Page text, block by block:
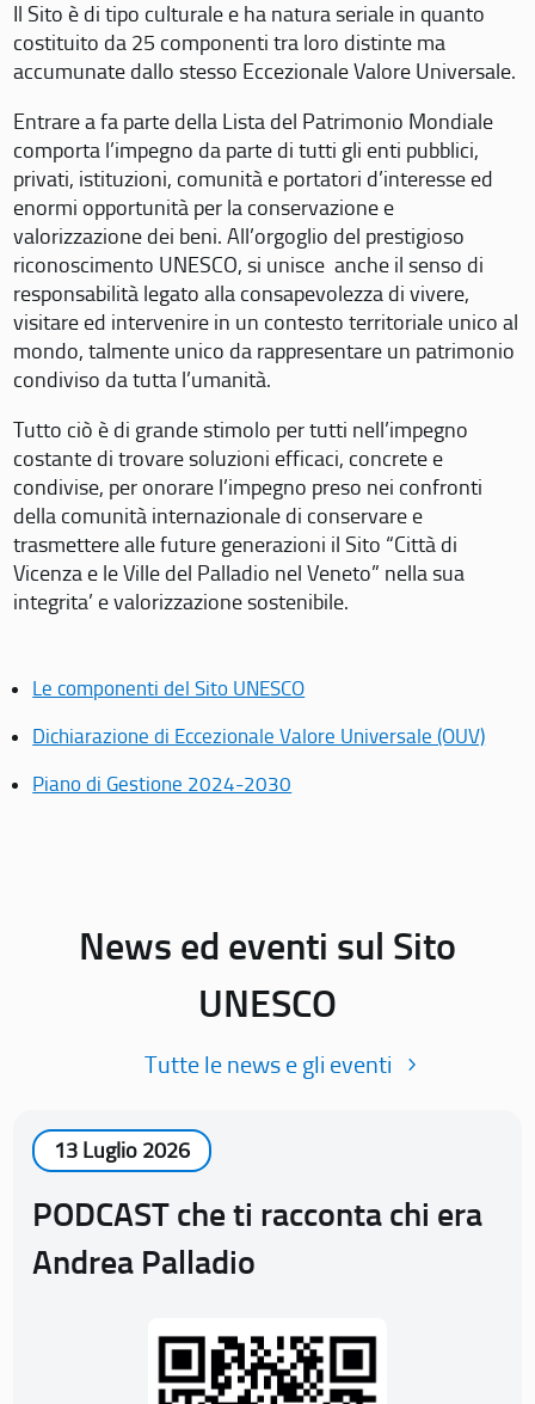
Il Sito è di tipo culturale e ha natura seriale in quanto
costituito da 25 componenti tra loro distinte ma
accumunate dallo stesso Eccezionale Valore Universale.
Entrare a fa parte della Lista del Patrimonio Mondiale
comporta l’impegno da parte di tutti gli enti pubblici,
privati, istituzioni, comunità e portatori d’interesse ed
enormi opportunità per la conservazione e
valorizzazione dei beni. All’orgoglio del prestigioso
riconoscimento UNESCO, si unisce anche il senso di
responsabilità legato alla consapevolezza di vivere,
visitare ed intervenire in un contesto territoriale unico al
mondo, talmente unico da rappresentare un patrimonio
condiviso da tutta l’umanità.
Tutto ciò è di grande stimolo per tutti nell’impegno
costante di trovare soluzioni efficaci, concrete e
condivise, per onorare l’impegno preso nei confronti
della comunità internazionale di conservare e
trasmettere alle future generazioni il Sito “Città di
Vicenza e le Ville del Palladio nel Veneto” nella sua
integrita’ e valorizzazione sostenibile.
Le componenti del Sito UNESCO
Dichiarazione di Eccezionale Valore Universale (OUV)
Piano di Gestione 2024-2030
News ed eventi sul Sito
UNESCO
Tutte le news e gli eventi
13 Luglio 2026
PODCAST che ti racconta chi era
Andrea Palladio